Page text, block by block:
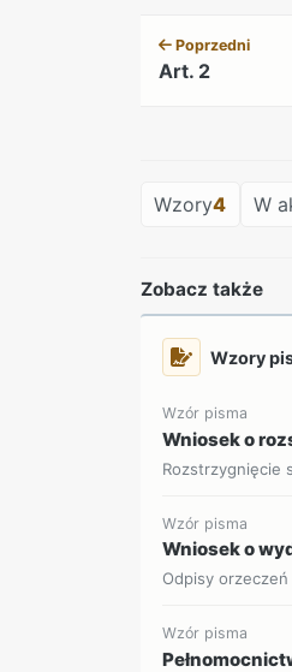
Poprzedni
Art. 2
Wzory4 W
Zobacz także
Wzory
Wzór pisma
Wniosek o
Rozstrzygnięcie
Wzór pisma
Wniosek o
Odpisy
Wzór pisma